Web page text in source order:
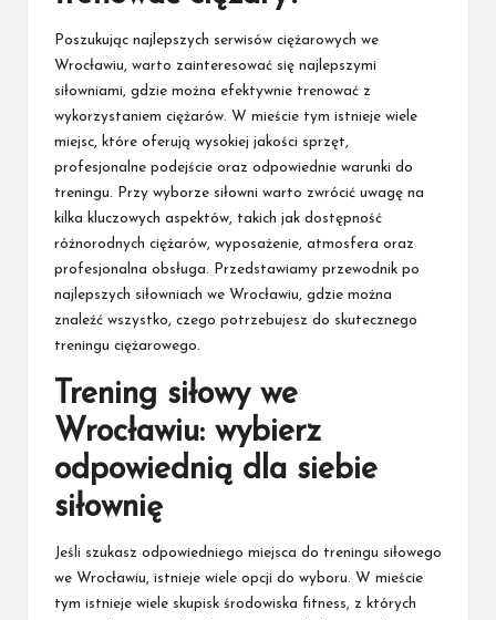
Poszukując najlepszych serwisów ciężarowych we
Wrocławiu, warto zainteresować się najlepszymi
siłowniami, gdzie można efektywnie trenować z
wykorzystaniem ciężarów. W mieście tym istnieje wiele
miejsc, które oferują wysokiej jakości sprzęt,
profesjonalne podejście oraz odpowiednie warunki do
treningu. Przy wyborze siłowni warto zwrócić uwagę na
kilka kluczowych aspektów, takich jak dostępność
różnorodnych ciężarów, wyposażenie, atmosfera oraz
profesjonalna obsługa. Przedstawiamy przewodnik po
najlepszych siłowniach we Wrocławiu, gdzie można
znaleźć wszystko, czego potrzebujesz do skutecznego
treningu ciężarowego.
Trening siłowy we
Wrocławiu: wybierz
odpowiednią dla siebie
siłownię
Jeśli szukasz odpowiedniego miejsca do treningu siłowego
we Wrocławiu, istnieje wiele opcji do wyboru. W mieście
tym istnieje wiele skupisk środowiska fitness, z których